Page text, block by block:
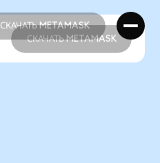
СКАЧАТЬ METAMASK
СКАЧАТЬ METAMASK
СКАЧАТЬ METAMASK